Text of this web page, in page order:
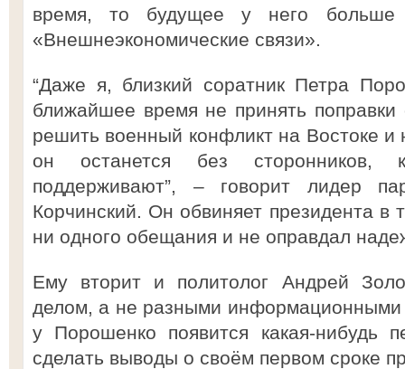
время, то будущее у него больше
«Внешнеэкономические связи».
“Даже я, близкий соратник Петра
ближайшее время не принять поправки
решить военный конфликт на Востоке
он останется без
поддерживают”, – говорит лидер
Корчинский. Он обвиняет президента
ни одного обещания и не оправдал
Ему вторит и политолог Андрей
делом, а не разными информационными
у Порошенко появится какая-нибудь
сделать выводы о своём первом сроке